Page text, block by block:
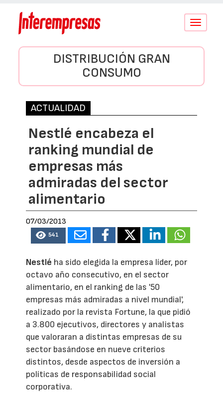
Conmutar
DISTRIBUCIÓN GRAN
CONSUMO
ACTUALIDAD
Nestlé encabeza el
ranking mundial de
empresas más
admiradas del sector
alimentario
07/03/2013
541
Nestlé ha sido elegida la empresa líder, por
octavo año consecutivo, en el sector
alimentario, en el ranking de las '50
empresas más admiradas a nivel mundial',
realizado por la revista Fortune, la que pidió
a 3.800 ejecutivos, directores y analistas
que valoraran a distintas empresas de su
sector basándose en nueve criterios
distintos, desde aspectos de inversión a
políticas de responsabilidad social
corporativa.